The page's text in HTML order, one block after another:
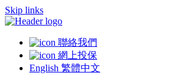
Skip links
聯絡我們
網上投保
English 繁體中文